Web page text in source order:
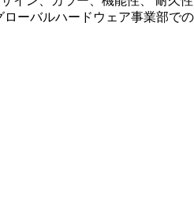
ーバルハードウェア事業部で